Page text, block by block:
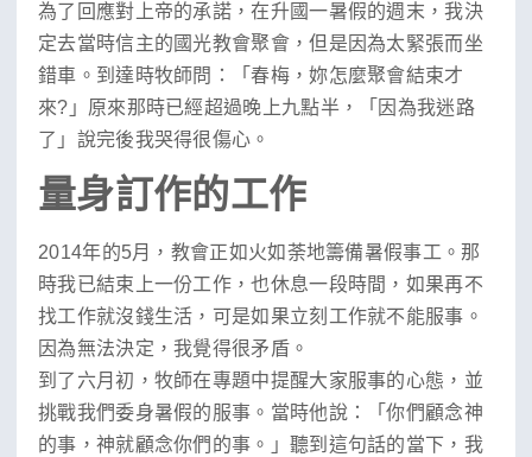
為了回應對上帝的承諾，在升國一暑假的週末，我決
定去當時信主的國光教會聚會，但是因為太緊張而坐
錯車。到達時牧師問：「春梅，妳怎麼聚會結束才
來?」原來那時已經超過晚上九點半，「因為我迷路
了」說完後我哭得很傷心。
量身訂作的工作
2014年的5月，教會正如火如荼地籌備暑假事工。那
時我已結束上一份工作，也休息一段時間，如果再不
找工作就沒錢生活，可是如果立刻工作就不能服事。
因為無法決定，我覺得很矛盾。
到了六月初，牧師在專題中提醒大家服事的心態，並
挑戰我們委身暑假的服事。當時他說：「你們顧念神
的事，神就顧念你們的事。」聽到這句話的當下，我